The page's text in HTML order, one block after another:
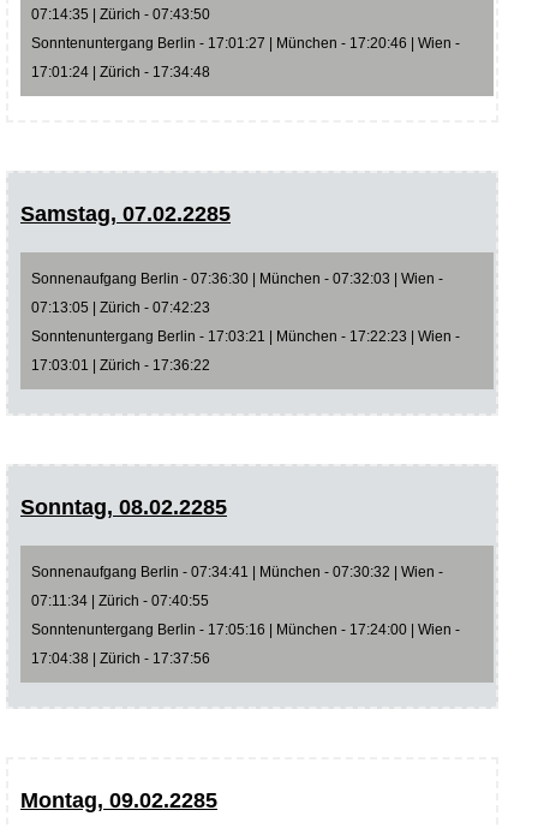
07:14:35 | Zürich - 07:43:50
Sonntenuntergang Berlin - 17:01:27 | München - 17:20:46 | Wien -
17:01:24 | Zürich - 17:34:48
Samstag, 07.02.2285
Sonnenaufgang Berlin - 07:36:30 | München - 07:32:03 | Wien -
07:13:05 | Zürich - 07:42:23
Sonntenuntergang Berlin - 17:03:21 | München - 17:22:23 | Wien -
17:03:01 | Zürich - 17:36:22
Sonntag, 08.02.2285
Sonnenaufgang Berlin - 07:34:41 | München - 07:30:32 | Wien -
07:11:34 | Zürich - 07:40:55
Sonntenuntergang Berlin - 17:05:16 | München - 17:24:00 | Wien -
17:04:38 | Zürich - 17:37:56
Montag, 09.02.2285